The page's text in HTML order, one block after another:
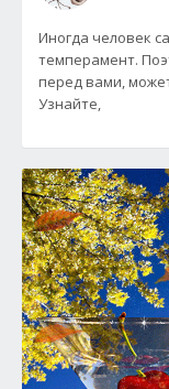
Иногда человек
темперамент.
перед вами,
Узнайте,